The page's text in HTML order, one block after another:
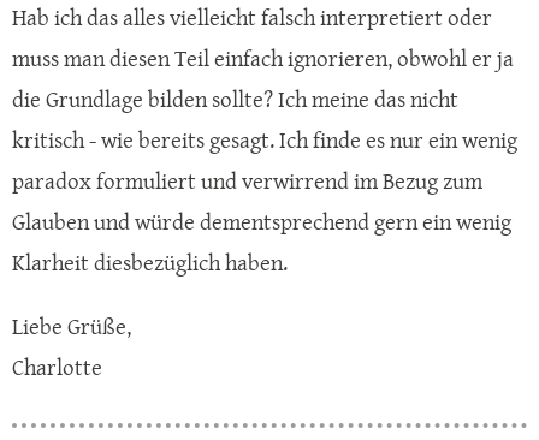
Hab ich das alles vielleicht falsch interpretiert oder
muss man diesen Teil einfach ignorieren, obwohl er ja
die Grundlage bilden sollte? Ich meine das nicht
kritisch - wie bereits gesagt. Ich finde es nur ein wenig
paradox formuliert und verwirrend im Bezug zum
Glauben und würde dementsprechend gern ein wenig
Klarheit diesbezüglich haben.
Liebe Grüße,
Charlotte